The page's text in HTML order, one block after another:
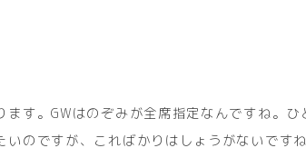
す。GWはのぞみが全席指定なんですね。ひ
のですが、こればかりはしょうがないですね